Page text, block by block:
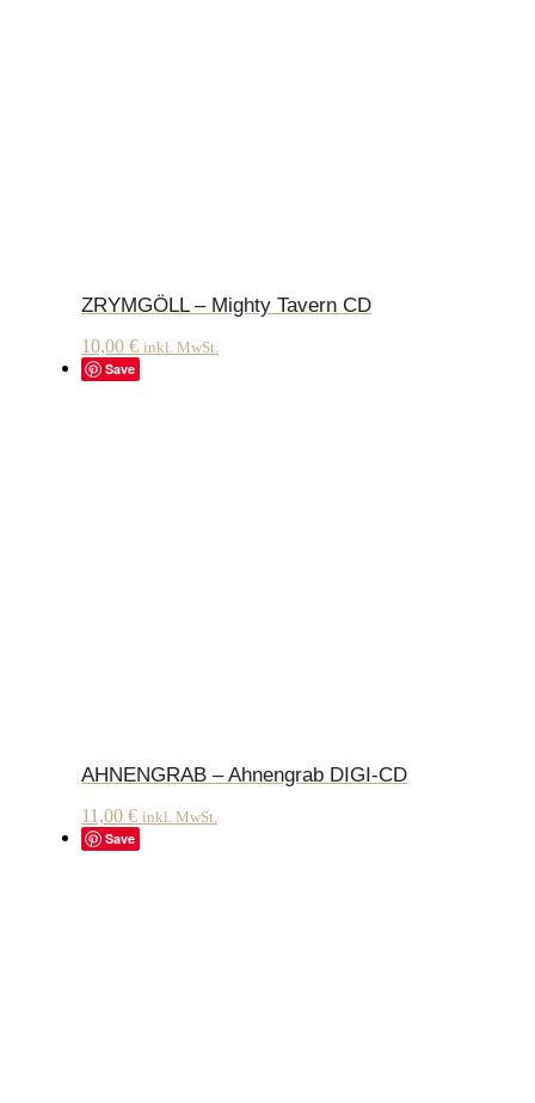
ZRYMGÖLL – Mighty Tavern CD
10,00 € inkl. MwSt.
Save
AHNENGRAB – Ahnengrab DIGI-CD
11,00 € inkl. MwSt.
Save